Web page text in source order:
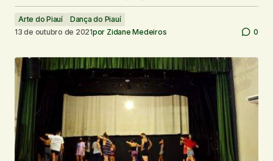
Arte do Piauí
Dança do Piauí
13 de outubro de 2021por Zidane Medeiros 0